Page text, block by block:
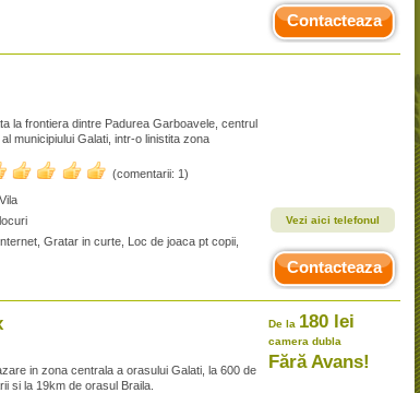
Contacteaza
la frontiera dintre Padurea Garboavele, centrul
municipiului Galati, intr-o linistita zona
(comentarii: 1)
Gratar in curte, Loc de joaca pt copii,
Vezi aici telefonul
Contacteaza
in zona centrala a orasului Galati, la 600 de
si la 19km de orasul Braila.
De la 180 lei
camera dubla
Fără Avans!